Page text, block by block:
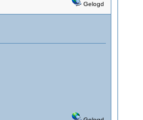
Gelogd